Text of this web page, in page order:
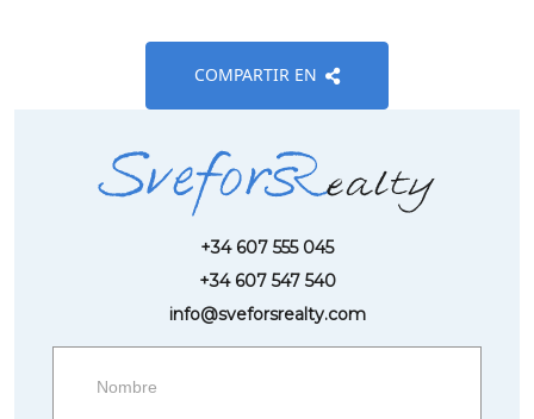
COMPARTIR EN
+34 607 555 045
+34 607 547 540
info@sveforsrealty.com
more